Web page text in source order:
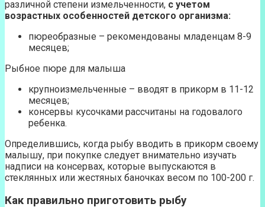
различной степени измельченности, с учетом
возрастных особенностей детского организма:
пюреобразные – рекомендованы младенцам 8-9
месяцев;
Рыбное пюре для малыша
крупноизмельченные – вводят в прикорм в 11-12
месяцев;
консервы кусочками рассчитаны на годовалого
ребенка.
Определившись, когда рыбу вводить в прикорм своему
малышу, при покупке следует внимательно изучать
надписи на консервах, которые выпускаются в
стеклянных или жестяных баночках весом по 100-200 г.
Как правильно приготовить рыбу